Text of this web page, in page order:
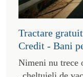
Tractare
Credit - Bani
Nimeni nu trece